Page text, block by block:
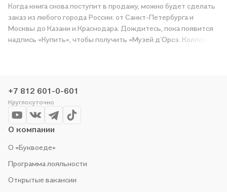
Когда книга снова поступит в продажу, можно будет сделать
заказ из любого города России: от Санкт-Петербурга и
Москвы до Казани и Краснодара. Дождитесь, пока появится
надпись «Купить», чтобы получить «Музей д`Орсэ. Коллекция
чтобы не упустить выгоду!
+7 812 601-0-601
Круглосуточно
О компании
О «Буквоеде»
Программа лояльности
Открытые вакансии